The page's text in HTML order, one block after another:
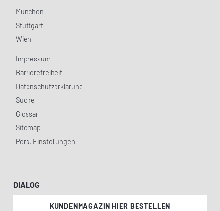
München
Stuttgart
Wien
Impressum
Barrierefreiheit
Datenschutzerklärung
Suche
Glossar
Sitemap
Pers. Einstellungen
DIALOG
KUNDENMAGAZIN HIER BESTELLEN